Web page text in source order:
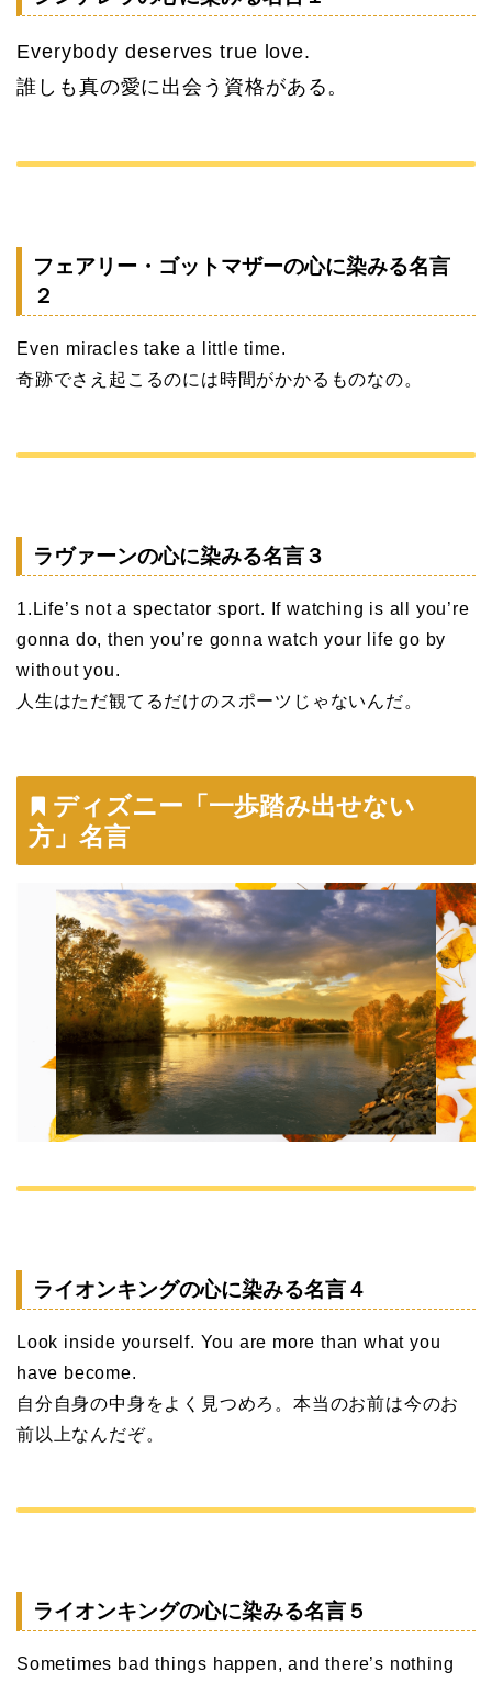
Everybody deserves true love.
誰しも真の愛に出会う資格がある。
フェアリー・ゴットマザーの心に染みる名言
２
Even miracles take a little time.
奇跡でさえ起こるのには時間がかかるものなの。
ラヴァーンの心に染みる名言３
1.Life’s not a spectator sport. If watching is all you’re
gonna do, then you’re gonna watch your life go by
without you.
人生はただ観てるだけのスポーツじゃないんだ。
ディズニー「一歩踏み出せない
方」名言
ライオンキングの心に染みる名言４
Look inside yourself. You are more than what you
have become.
自分自身の中身をよく見つめろ。本当のお前は今のお
前以上なんだぞ。
ライオンキングの心に染みる名言５
Sometimes bad things happen, and there’s nothing